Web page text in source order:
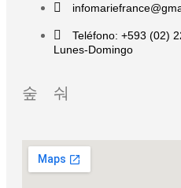
Teléfono: +593 (02)
Lunes-Domingo